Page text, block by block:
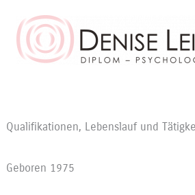
Inhalt
springen
Qualifikationen, Lebenslauf und
Geboren 1975